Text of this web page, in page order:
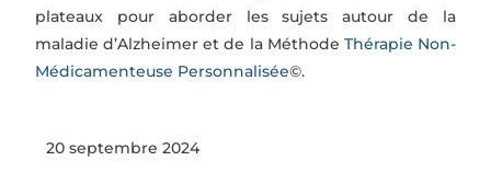
plateaux pour aborder les sujets autour de la
maladie d’Alzheimer et de la Méthode Thérapie Non-
Médicamenteuse Personnalisée©.
20 septembre 2024